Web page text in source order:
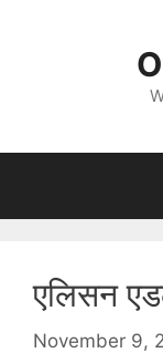
एलिसन
November 9,